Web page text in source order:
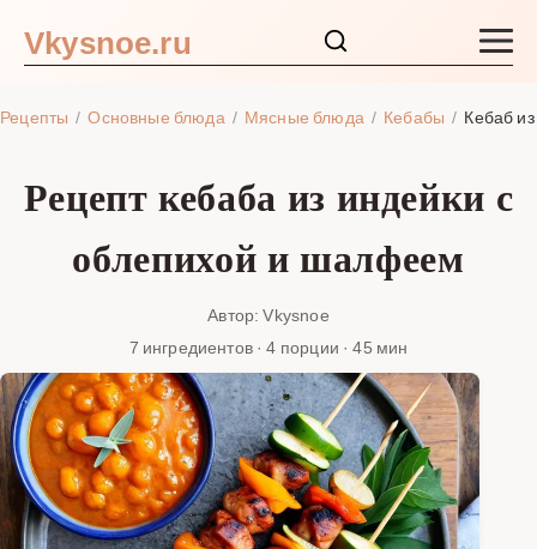
Vkysnoe.ru
Рецепты Основные блюда Мясные блюда Кебабы Кебаб
Рецепт кебаба из индейки с
облепихой и шалфеем
Автор: Vkysnoe
7 ингредиентов · 4 порции · 45 мин